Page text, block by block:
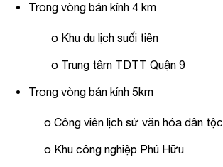
Trong vòng bán kính 4 km
o Khu du lịch suối tiên
o Trung tâm TDTT Quận 9
Trong vòng bán kính 5km
o Công viên lịch sử văn hóa dân tộc
o Khu công nghiệp Phú Hữu